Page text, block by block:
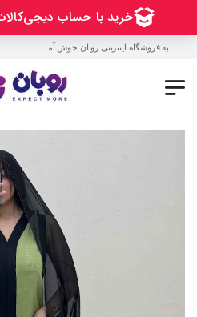
به فروشگاه اینترنتی روبان خوش آمدید !